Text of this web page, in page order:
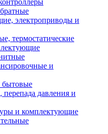
электроприводы и
термостатические
и
бытовые
перепада давления и
и комплектующие